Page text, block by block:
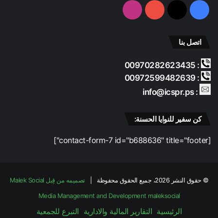
فيسبوك ‫X
‫YouTubeانستقرام
اتصل بنا
: 00970282623435
: 00972599482639
: info@icspr.ps
كن سفير للنوايا الحسنة:
[contact-form-7 id="b688636" title="footer"]
© حقوق النشر 2026، جميع الحقوق محفوظة |
تصميمه من قِبل Malek Social
Media Management and Development maleksocial
الرئيسية التقارير المالية والادارية التبرع للجمعية